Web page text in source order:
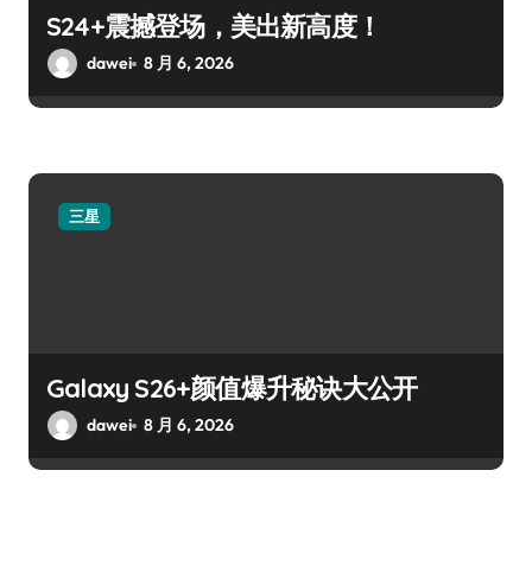
S24+震撼登场，美出新高度！
dawei 8 月 6, 2026
三星
Galaxy S26+颜值爆升秘诀大公开
dawei 8 月 6, 2026